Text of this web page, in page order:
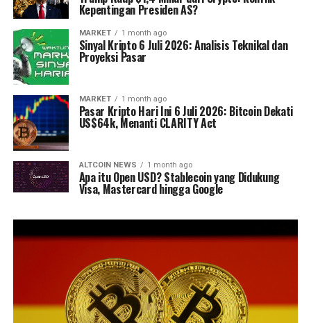
Kepentingan Presiden AS?
MARKET 1 month ago
Sinyal Kripto 6 Juli 2026: Analisis Teknikal dan
Proyeksi Pasar
MARKET 1 month ago
Pasar Kripto Hari Ini 6 Juli 2026: Bitcoin Dekati
US$64k, Menanti CLARITY Act
ALTCOIN NEWS 1 month ago
Apa itu Open USD? Stablecoin yang Didukung
Visa, Mastercard hingga Google